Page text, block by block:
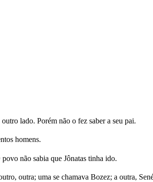
lado. Porém não o fez saber a seu pai.
homens.
não sabia que Jônatas tinha ido.
outra; uma se chamava Bozez; a outra,